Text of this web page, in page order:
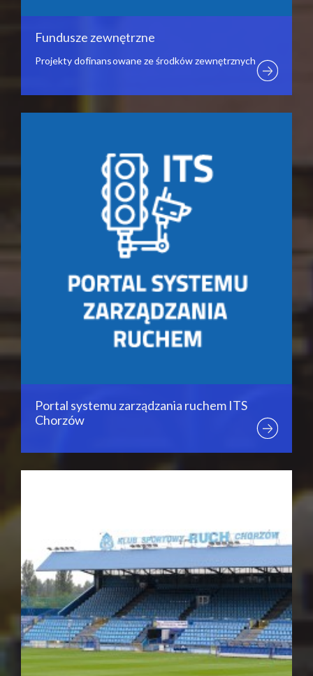
Fundusze zewnętrzne
Projekty dofinansowane ze środków zewnętrznych
Portal systemu zarządzania ruchem ITS
Chorzów